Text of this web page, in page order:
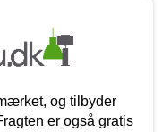
og tilbyder
er også gratis